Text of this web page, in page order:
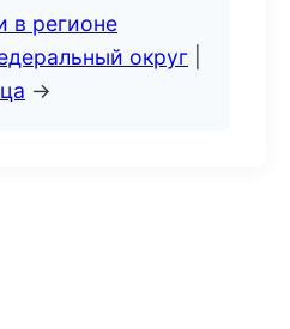
в регионе
округ
→